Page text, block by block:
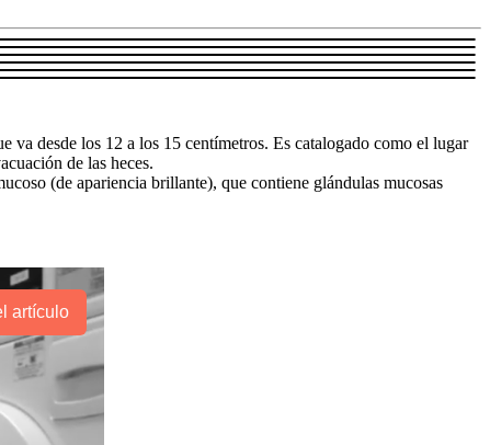
desde los 12 a los 15 centímetros. Es catalogado como el lugar
de las heces.
(de apariencia brillante), que contiene glándulas mucosas
artículo